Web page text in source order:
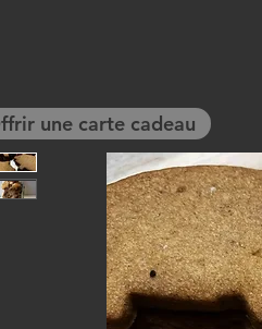
une carte cadeau